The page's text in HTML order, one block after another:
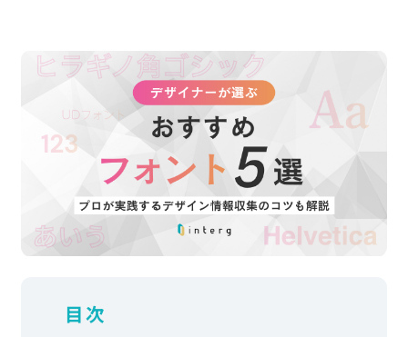
Follow Us
〒106-0032
東京都港区六本木6-2-5
Bizflex六本木8F
TEL 03-6435-0595
目次